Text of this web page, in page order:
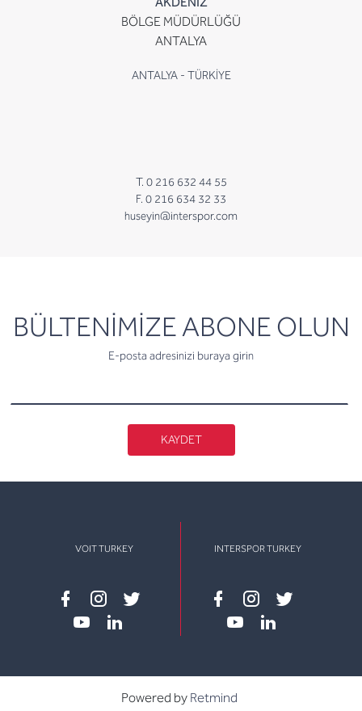
BÖLGE MÜDÜRLÜĞÜ
ANTALYA
ANTALYA - TÜRKİYE
T. 0 216 632 44 55
F. 0 216 634 32 33
huseyin@interspor.com
BÜLTENİMİZE ABONE OLUN
E-posta adresinizi buraya girin
newsletter
KAYDET
VOIT TURKEY
Facebook
instagram
twitter
INTERSPOR TURKEY
Facebook
instagram
twitter
Powered by Retmind